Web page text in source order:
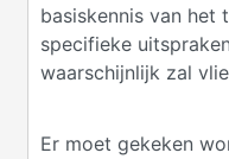
basiskennis van
specifieke
waarschijnlijk zal
Er moet gekeken